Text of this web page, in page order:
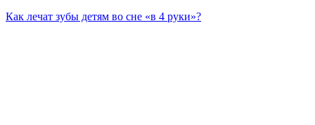
Как лечат зубы детям во сне «в 4 руки»?